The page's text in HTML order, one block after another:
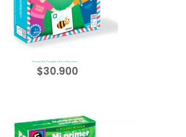
Encuentra Parejitas Smart Games
$30.900